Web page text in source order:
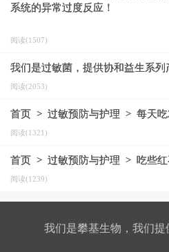
系统的异常过度反应！
阅读(1507)
我们是过敏菌，提供协和益生系列
阅读(2053)
首页 > 过敏预防与护理 > 每天吃
阅读(1321)
首页 > 过敏预防与护理 > 吃些红
阅读(1239)
我们是攀基生物，我们